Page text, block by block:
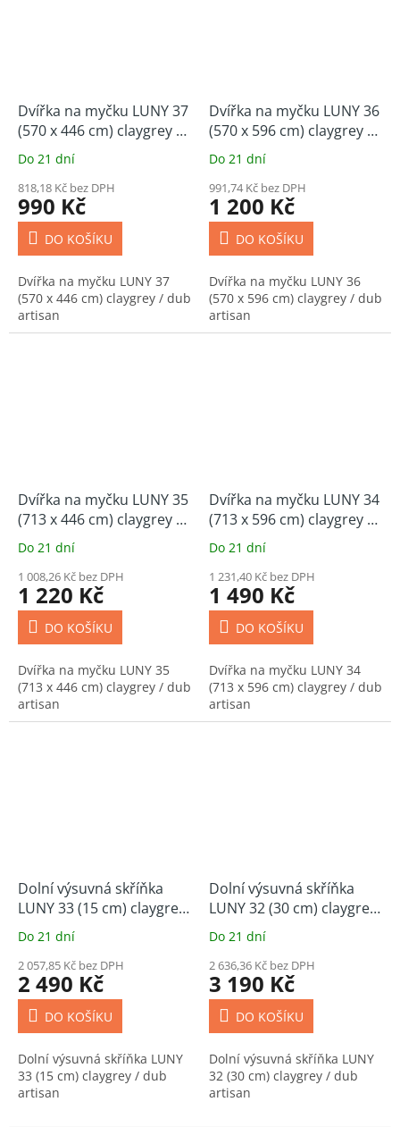
Dvířka na myčku LUNY 37
(570 x 446 cm) claygrey /
dub artisan
Do 21 dní
818,18 Kč bez DPH
990 Kč
DO KOŠÍKU
Dvířka na myčku LUNY 37
(570 x 446 cm) claygrey / dub
artisan
Dvířka na myčku LUNY 36
(570 x 596 cm) claygrey /
dub artisan
Do 21 dní
991,74 Kč bez DPH
1 200 Kč
DO KOŠÍKU
Dvířka na myčku LUNY 36
(570 x 596 cm) claygrey / dub
artisan
Dvířka na myčku LUNY 35
(713 x 446 cm) claygrey /
dub artisan
Do 21 dní
1 008,26 Kč bez DPH
1 220 Kč
DO KOŠÍKU
Dvířka na myčku LUNY 35
(713 x 446 cm) claygrey / dub
artisan
Dvířka na myčku LUNY 34
(713 x 596 cm) claygrey /
dub artisan
Do 21 dní
1 231,40 Kč bez DPH
1 490 Kč
DO KOŠÍKU
Dvířka na myčku LUNY 34
(713 x 596 cm) claygrey / dub
artisan
Dolní výsuvná skříňka
LUNY 33 (15 cm) claygrey
/ dub artisan
Do 21 dní
2 057,85 Kč bez DPH
2 490 Kč
DO KOŠÍKU
Dolní výsuvná skříňka LUNY
33 (15 cm) claygrey / dub
artisan
Dolní výsuvná skříňka
LUNY 32 (30 cm) claygrey
/ dub artisan
Do 21 dní
2 636,36 Kč bez DPH
3 190 Kč
DO KOŠÍKU
Dolní výsuvná skříňka LUNY
32 (30 cm) claygrey / dub
artisan